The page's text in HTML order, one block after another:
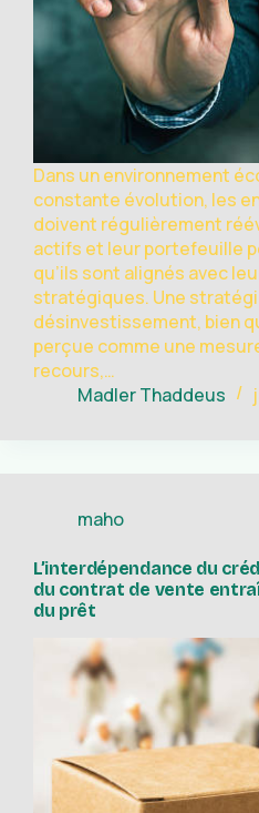
Dans un environnement
constante évolution, les
doivent régulièrement
actifs et leur portefeuille
qu’ils sont alignés avec
stratégiques. Une
désinvestissement, bien
perçue comme une
recours,…
Madler Thaddeus
maho
L’interdépendance du
du contrat de vente
du prêt